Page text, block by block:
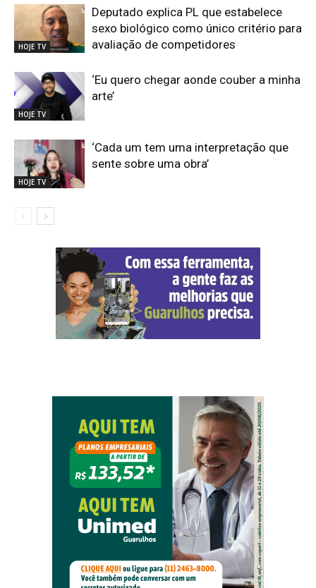
HOJE TV
Deputado explica PL que estabelece
sexo biológico como único critério para
avaliação de competidores
HOJE TV
‘Eu quero chegar aonde couber a minha
arte’
HOJE TV
‘Cada um tem uma interpretação que
sente sobre uma obra’